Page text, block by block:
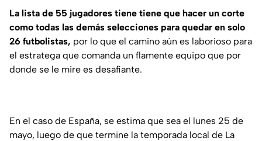
La lista de 55 jugadores tiene tiene que hacer un corte
como todas las demás selecciones para quedar en solo
26 futbolistas, por lo que el camino aún es laborioso para
el estratega que comanda un flamente equipo que por
donde se le mire es desafiante.
En el caso de España, se estima que sea el lunes 25 de
mayo, luego de que termine la temporada local de La